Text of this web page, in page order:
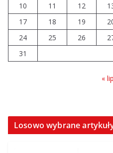
trudno
10
11 12
17
18 19
24
25 26
31
« lip
Losowo wybrane